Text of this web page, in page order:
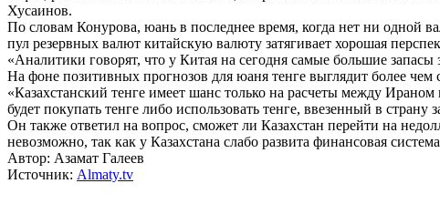
Хусаинов.
По словам Конурова, юань в последнее время, когда нет ни одной
пул резервных валют китайскую валюту затягивает хорошая
«Аналитики говорят, что у Китая на сегодня самые большие
На фоне позитивных прогнозов для юаня тенге выглядит более чем
«Казахстанский тенге имеет шанс только на расчеты между
будет покупать тенге либо использовать тенге, ввезенный в
Он также ответил на вопрос, сможет ли Казахстан перейти на
невозможно, так как у Казахстана слабо развита финансовая
Автор: Азамат Галеев
Источник: Almaty.tv